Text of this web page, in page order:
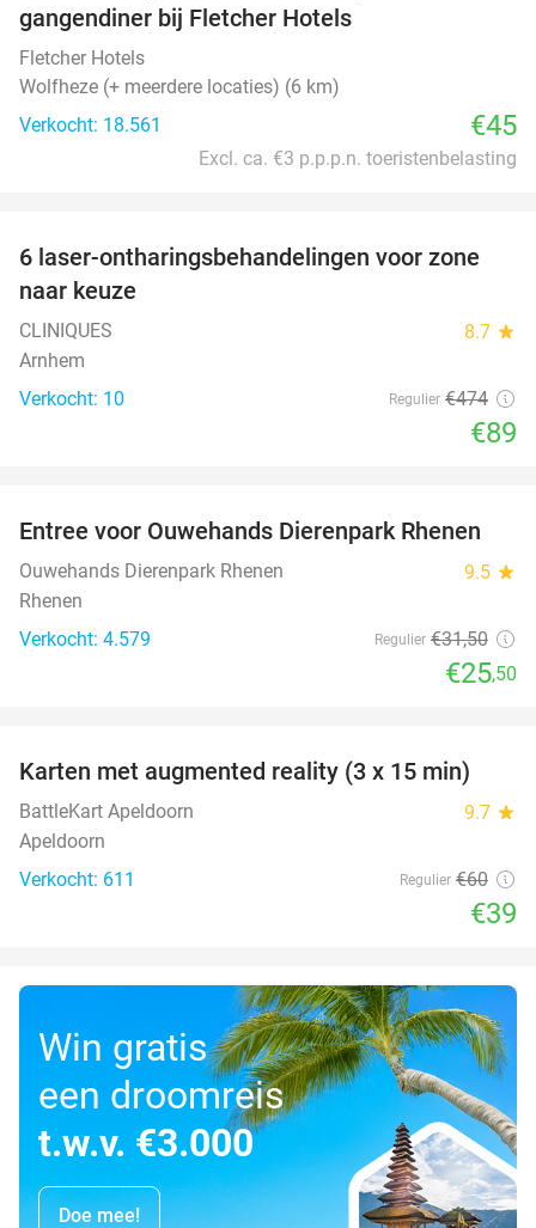
gangendiner bij Fletcher Hotels
Fletcher Hotels
Wolfheze (+ meerdere locaties) (6 km)
Verkocht: 18.561
€45
Excl. ca. €3 p.p.p.n. toeristenbelasting
81%
6 laser-ontharingsbehandelingen voor zone
naar keuze
CLINIQUES 8.7 star
Arnhem
Verkocht: 10
Regulier €474
€89
19%
Entree voor Ouwehands Dierenpark Rhenen
Ouwehands Dierenpark Rhenen 9.5 star
Rhenen
Verkocht: 4.579
Regulier €31,50
€25,50
35%
Karten met augmented reality (3 x 15 min)
BattleKart Apeldoorn 9.7 star
Apeldoorn
Verkocht: 611
Regulier €60
€39
Win gratis
een droomreis
t.w.v. €3.000
Doe mee!